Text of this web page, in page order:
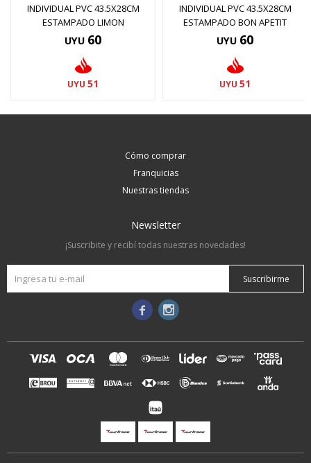
INDIVIDUAL PVC 43.5X28CM
ESTAMPADO LIMON
UYU 60
UYU 51
INDIVIDUAL PVC 43.5X28CM
ESTAMPADO BON APETIT
UYU 60
UYU 51
Cómo comprar
Franquicias
Nuestras tiendas
Newsletter
¡Suscribite y recibí todas nuestras novedades!
Suscribirme
 